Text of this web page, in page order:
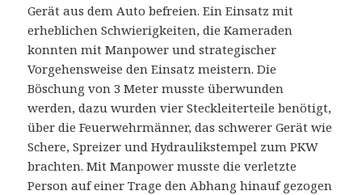
Gerät aus dem Auto befreien. Ein Einsatz mit
erheblichen Schwierigkeiten, die Kameraden
konnten mit Manpower und strategischer
Vorgehensweise den Einsatz meistern. Die
Böschung von 3 Meter musste überwunden
werden, dazu wurden vier Steckleiterteile benötigt,
über die Feuerwehrmänner, das schwerer Gerät wie
Schere, Spreizer und Hydraulikstempel zum PKW
brachten. Mit Manpower musste die verletzte
Person auf einer Trage den Abhang hinauf gezogen